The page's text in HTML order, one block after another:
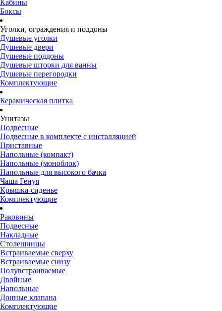
Кабины
Боксы
Уголки, ограждения и поддоны
Душевые уголки
Душевые двери
Душевые поддоны
Душевые шторки для ванны
Душевые перегородки
Комплектующие
Керамическая плитка
Унитазы
Подвесные
Подвесные в комплекте с инсталляцией
Приставные
Напольные (компакт)
Напольные (моноблок)
Напольные для высокого бачка
Чаша Генуя
Крышка-сиденье
Комплектующие
Раковины
Подвесные
Накладные
Столешницы
Встраиваемые сверху
Встраиваемые снизу
Полувстраиваемые
Двойные
Напольные
Донные клапана
Комплектующие